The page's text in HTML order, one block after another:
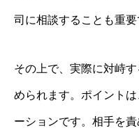
司に相談することも重要
その上で、実際に対峙
められます。ポイント
ーションです。相手を